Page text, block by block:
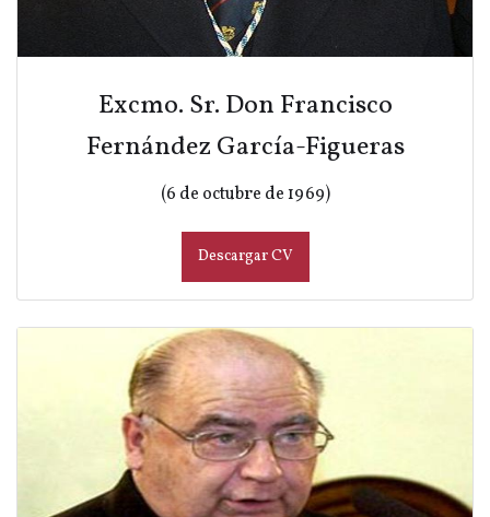
Excmo. Sr. Don Francisco
Fernández García-Figueras
(6 de octubre de 1969)
Descargar CV